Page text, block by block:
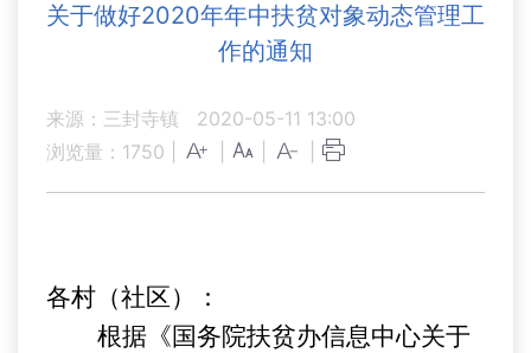
关于做好2020年年中扶贫对象动态管理工
作的通知
来源：三封寺镇
2020-05-11 13:00
浏览量： 1750
各村（社区）：
根据《国务院扶贫办信息中心关于